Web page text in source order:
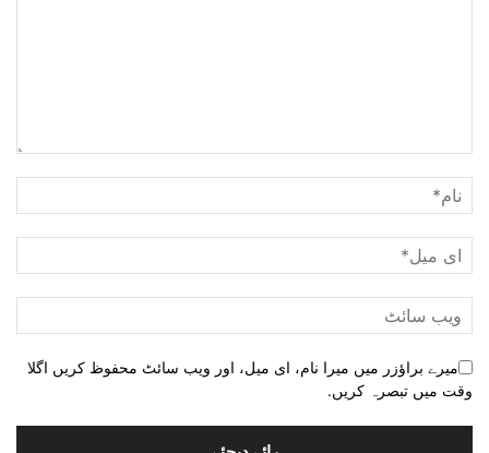
میرے براؤزر میں میرا نام، ای میل، اور ویب سائٹ محفوظ کریں اگلا
وقت میں تبصرہ کریں.